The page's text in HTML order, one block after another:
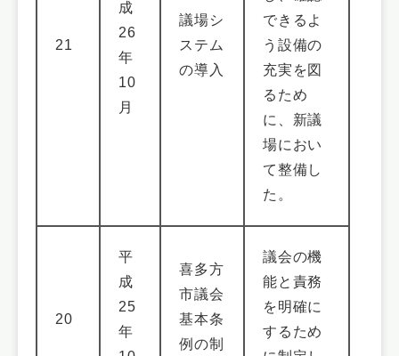
21
成
26
年
10
月
議場シ
ステム
の導入
できるよ
う設備の
充実を図
るため
に、新議
場におい
て整備し
た。
20
平
成
25
年
喜多方
市議会
基本条
例の制
議会の機
能と責務
を明確に
するため